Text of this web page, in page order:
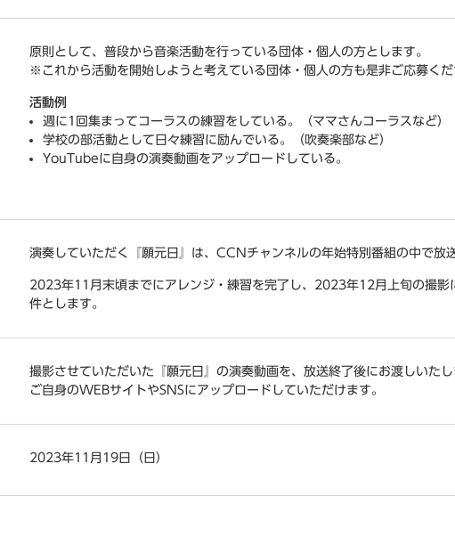
原則として、普段から音楽活動を行っている団体・個人の方とします。
※これから活動を開始しようと考えている団体・個人の方も是非ご応募くだ
活動例
週に1回集まってコーラスの練習をしている。（ママさんコーラスなど）
学校の部活動として日々練習に励んでいる。（吹奏楽部など）
YouTubeに自身の演奏動画をアップロードしている。
演奏していただく『願元日』は、CCNチャンネルの年始特別番組の中で放
2023年11月末頃までにアレンジ・練習を完了し、2023年12月上旬の撮影
件とします。
撮影させていただいた『願元日』の演奏動画を、放送終了後にお渡しいたし
ご自身のWEBサイトやSNSにアップロードしていただけます。
2023年11月19日（日）